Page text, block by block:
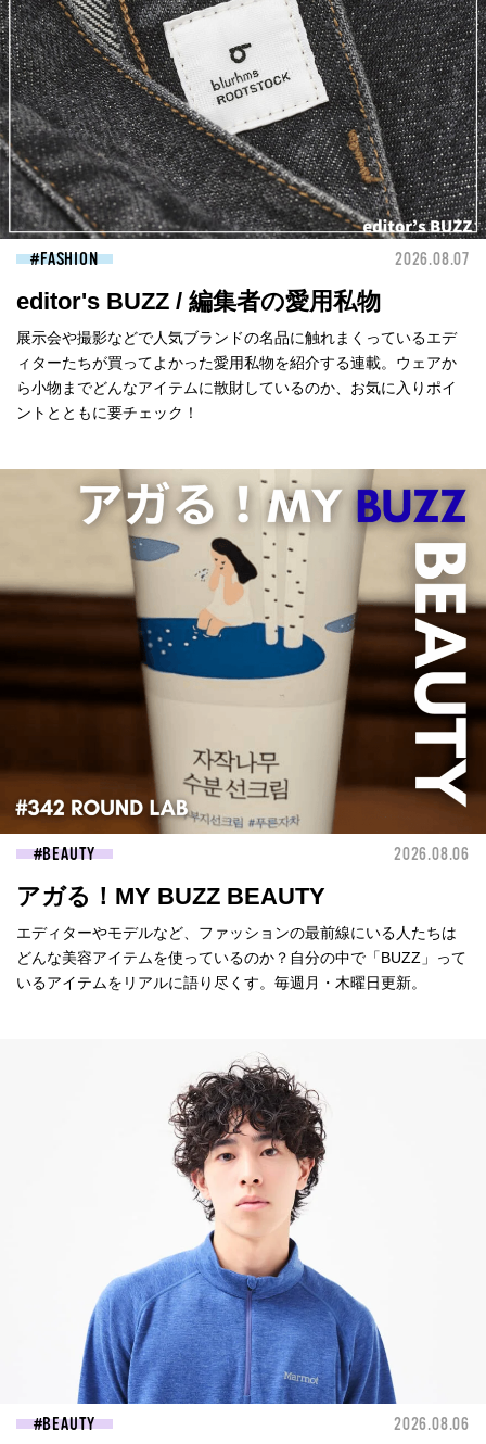
FASHION 2026.08.07
editor's BUZZ / 編集者の愛用私物
展示会や撮影などで人気ブランドの名品に触れまくっているエデ
ィターたちが買ってよかった愛用私物を紹介する連載。ウェアか
ら小物までどんなアイテムに散財しているのか、お気に入りポイ
ントとともに要チェック！
BEAUTY 2026.08.06
アガる！MY BUZZ BEAUTY
エディターやモデルなど、ファッションの最前線にいる人たちは
どんな美容アイテムを使っているのか？自分の中で「BUZZ」って
いるアイテムをリアルに語り尽くす。毎週月・木曜日更新。
BEAUTY 2026.08.06